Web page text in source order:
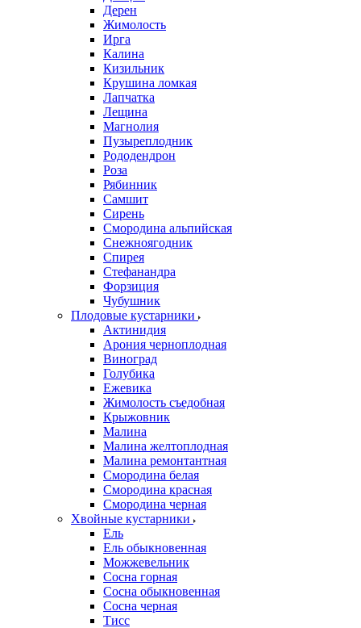
Дерен
Жимолость
Ирга
Калина
Кизильник
Крушина ломкая
Лапчатка
Лещина
Магнолия
Пузыреплодник
Рододендрон
Роза
Рябинник
Самшит
Сирень
Смородина альпийская
Снежноягодник
Спирея
Стефанандра
Форзиция
Чубушник
Плодовые кустарники
Актинидия
Арония черноплодная
Виноград
Голубика
Ежевика
Жимолость съедобная
Крыжовник
Малина
Малина желтоплодная
Малина ремонтантная
Смородина белая
Смородина красная
Смородина черная
Хвойные кустарники
Ель
Ель обыкновенная
Можжевельник
Сосна горная
Сосна обыкновенная
Сосна черная
Тисс